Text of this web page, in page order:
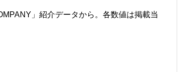
」紹介データから。各数値は掲載当